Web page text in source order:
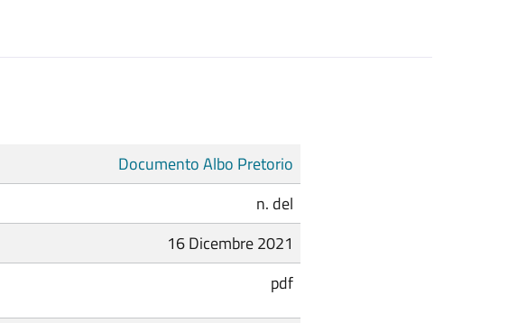
Documento Albo Pretorio
n. del
16 Dicembre 2021
pdf